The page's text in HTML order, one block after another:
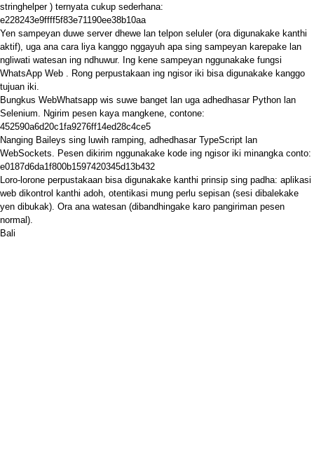
stringhelper) ternyata cukup sederhana:
e228243e9ffff5f83e71190ee38b10aa
Yen sampeyan duwe server dhewe lan telpon seluler (ora digunakake kanthi
aktif), uga ana cara liya kanggo nggayuh apa sing sampeyan karepake lan
ngliwati watesan ing ndhuwur. Ing kene sampeyan nggunakake fungsi
WhatsApp Web . Rong perpustakaan ing ngisor iki bisa digunakake kanggo
tujuan iki.
Bungkus WebWhatsapp wis suwe banget lan uga adhedhasar Python lan
Selenium. Ngirim pesen kaya mangkene, contone:
452590a6d20c1fa9276ff14ed28c4ce5
Nanging Baileys sing luwih ramping, adhedhasar TypeScript lan
WebSockets. Pesen dikirim nggunakake kode ing ngisor iki minangka conto:
e0187d6da1f800b1597420345d13b432
Loro-lorone perpustakaan bisa digunakake kanthi prinsip sing padha: aplikasi
web dikontrol kanthi adoh, otentikasi mung perlu sepisan (sesi dibalekake
yen dibukak). Ora ana watesan (dibandhingake karo pangiriman pesen
normal).
Bali